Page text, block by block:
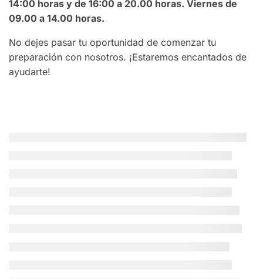
14:00 horas y de 16:00 a 20.00 horas. Viernes de
09.00 a 14.00 horas.
No dejes pasar tu oportunidad de comenzar tu
preparación con nosotros. ¡Estaremos encantados de
ayudarte!